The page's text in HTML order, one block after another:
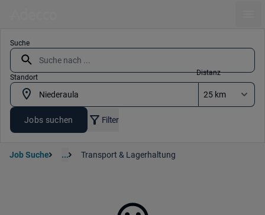
Suche
Standort
Distanz
Jobs suchen Filter
Job Suche ... Transport & Lagerhaltung